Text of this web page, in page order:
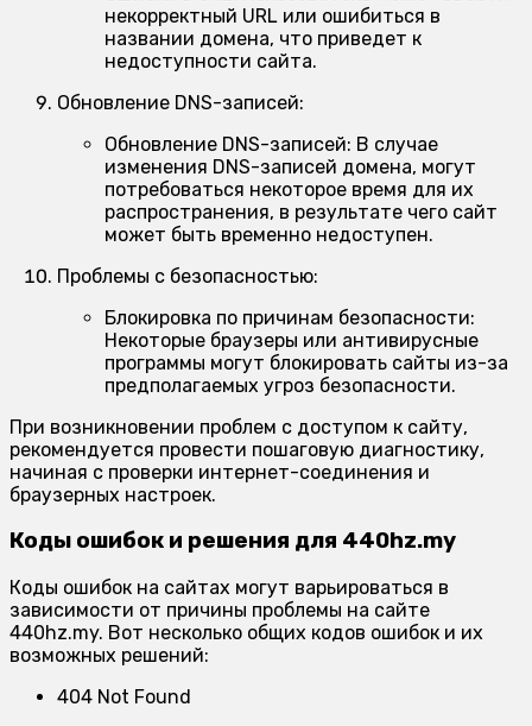
некорректный URL или ошибиться в
названии домена, что приведет к
недоступности сайта.
Обновление DNS-записей:
Обновление DNS-записей: В случае
изменения DNS-записей домена, могут
потребоваться некоторое время для их
распространения, в результате чего сайт
может быть временно недоступен.
Проблемы с безопасностью:
Блокировка по причинам безопасности:
Некоторые браузеры или антивирусные
программы могут блокировать сайты из-за
предполагаемых угроз безопасности.
При возникновении проблем с доступом к сайту,
рекомендуется провести пошаговую диагностику,
начиная с проверки интернет-соединения и
браузерных настроек.
Коды ошибок и решения для 440hz.my
Коды ошибок на сайтах могут варьироваться в
зависимости от причины проблемы на сайте
440hz.my. Вот несколько общих кодов ошибок и их
возможных решений:
404 Not Found